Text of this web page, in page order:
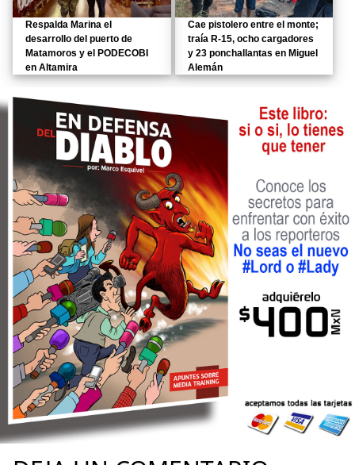
Respalda Marina el
desarrollo del puerto de
Matamoros y el PODECOBI
en Altamira
Cae pistolero entre el monte;
traía R-15, ocho cargadores
y 23 ponchallantas en Miguel
Alemán